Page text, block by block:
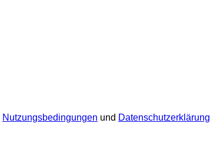
Nutzungsbedingungen und Datenschutzerklärung